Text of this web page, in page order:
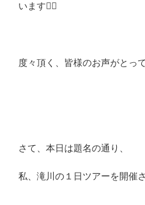
います🙇‍♀️
度々頂く、皆様のお声がとっ
さて、本日は題名の通り、
私、滝川の１日ツアーを開催